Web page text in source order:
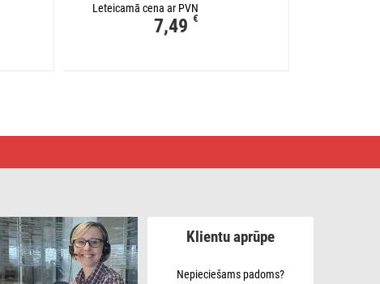
Leteicamā cena ar PVN
7,49 €
Klientu aprūpe
Nepieciešams padoms?